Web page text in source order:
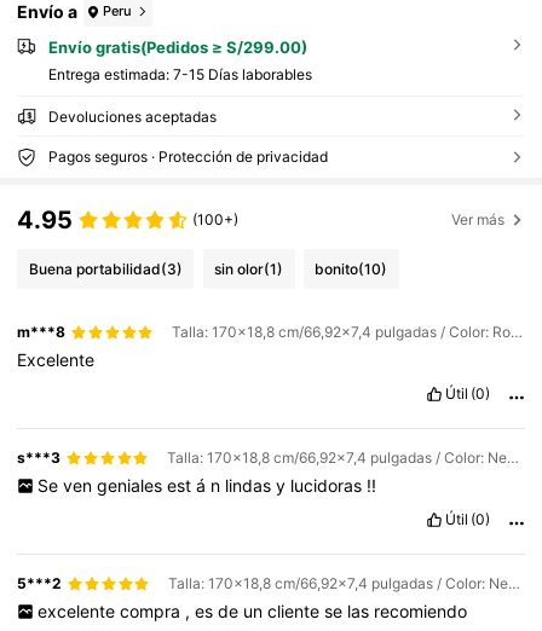
Envío a Peru
Envío gratis(Pedidos ≥ S/299.00)
Entrega estimada: 7-15 Días laborables
Devoluciones aceptadas
Pagos seguros · Protección de privacidad
4.95 (100+) Ver más
Buena portabilidad(3) sin olor(1) bonito(10)
m***8 Talla: 170x18,8 cm/66,92x7,4 pulgadas / Color: Rojo brillante
Excelente
Útil (0)
s***3 Talla: 170x18,8 cm/66,92x7,4 pulgadas / Color: Negro brillante
Se ven geniales est á n lindas y lucidoras !!
Útil (0)
5***2 Talla: 170x18,8 cm/66,92x7,4 pulgadas / Color: Negro brillante
excelente compra , es de un cliente se las recomiendo